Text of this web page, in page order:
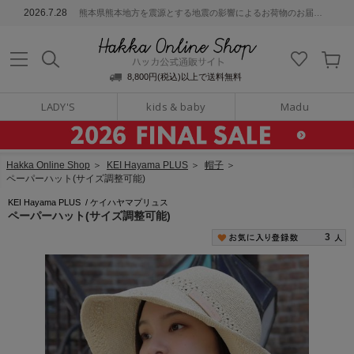
2026.7.28 熊本県熊本地方を震源とする地震の影響によるお荷物のお届けについて
8,800円(税込)以上で送料無料
LADY'S kids & baby Madu
通販サイト
Hakka Online Shop ＞ KEI Hayama PLUS ＞ 帽子 ＞
ペーパーハット(サイズ調整可能)
KEI Hayama PLUS / ケイハヤマプリュス
ペーパーハット(サイズ調整可能)
3